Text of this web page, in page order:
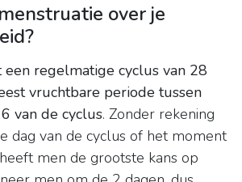
over je
regelmatige cyclus van 28
vruchtbare periode tussen
van de cyclus. Zonder rekening
dag van de cyclus of het moment
men de grootste kans op